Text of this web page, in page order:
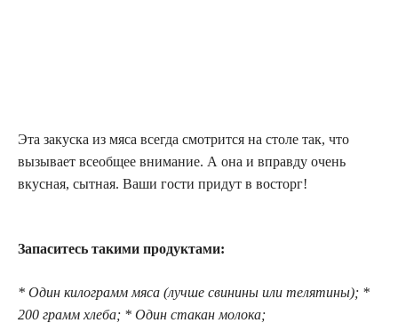
Эта закуска из мяса всегда смотрится на столе так, что
вызывает всеобщее внимание. А она и вправду очень
вкусная, сытная. Ваши гости придут в восторг!
Запаситесь такими продуктами:
* Один килограмм мяса (лучше свинины или телятины); *
200 грамм хлеба; * Один стакан молока;